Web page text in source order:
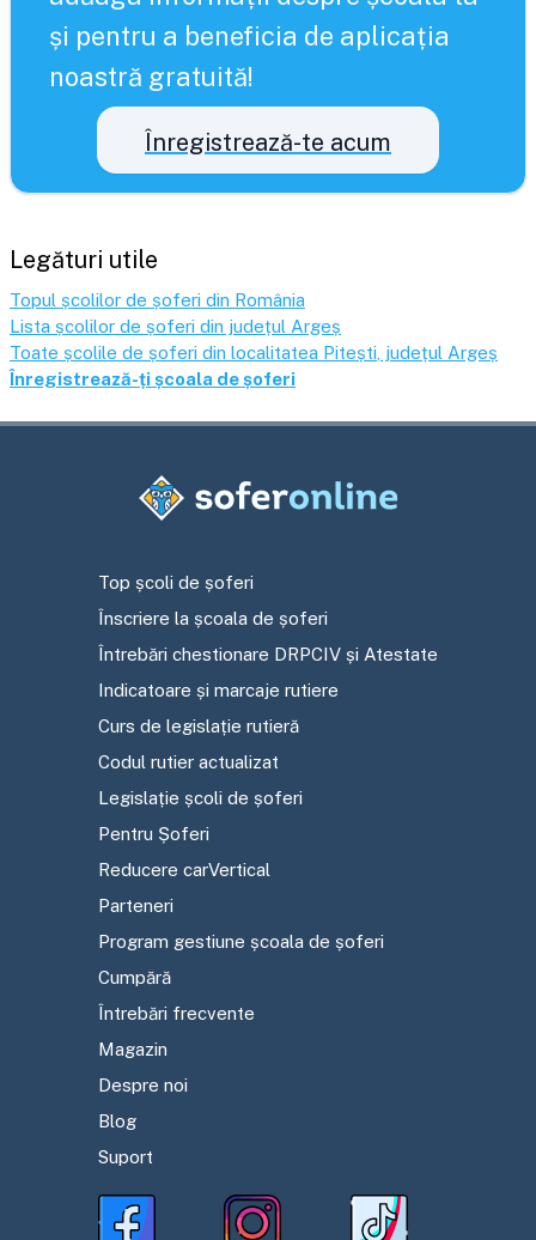
și pentru a beneficia de aplicația
noastră gratuită!
Înregistrează-te acum
Legături utile
Topul școlilor de șoferi din România
Lista școlilor de șoferi din județul Argeș
Toate școlile de șoferi din localitatea Pitești , județul Argeș
Înregistrează-ți școala de șoferi
Top școli de șoferi
Înscriere la școala de șoferi
Întrebări chestionare DRPCIV și Atestate
Indicatoare și marcaje rutiere
Curs de legislație rutieră
Codul rutier actualizat
Legislație școli de șoferi
Pentru Șoferi
Reducere carVertical
Parteneri
Program gestiune școala de șoferi
Cumpără
Întrebări frecvente
Magazin
Despre noi
Blog
Suport